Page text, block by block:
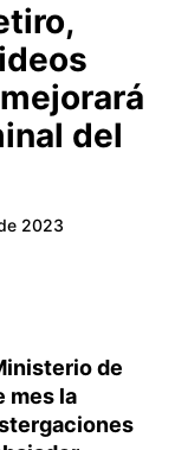
del
2023
de
mes la